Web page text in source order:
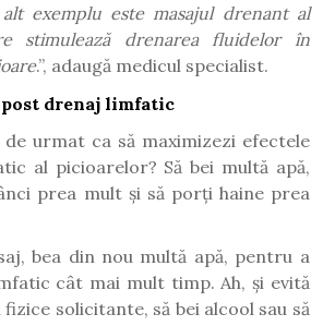
exemplu este masajul drenant al
stimulează drenarea fluidelor în
.”, adaugă medicul specialist.
drenaj limfatic
de urmat ca să maximizezi efectele
al picioarelor? Să bei multă apă,
prea mult și să porți haine prea
bea din nou multă apă, pentru a
cât mai mult timp. Ah, și evită
solicitante, să bei alcool sau să